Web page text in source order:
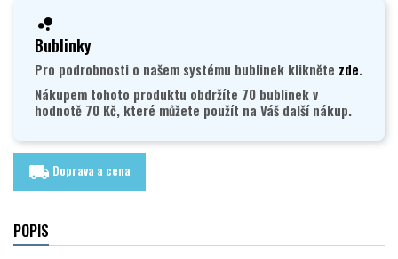
Bublinky
Pro podrobnosti o našem systému bublinek klikněte zde.
Nákupem tohoto produktu obdržíte 70 bublinek v
hodnotě 70 Kč, které můžete použít na Váš další nákup.
local_shipping Doprava a cena
POPIS